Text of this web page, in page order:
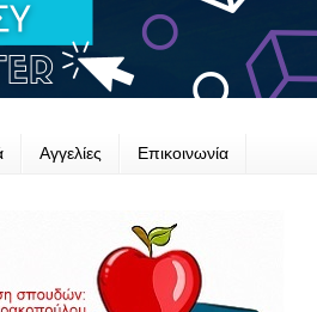
Αγγελίες Επικοινωνία